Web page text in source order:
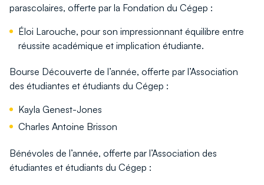
parascolaires, offerte par la Fondation du Cégep :
Éloi Larouche, pour son impressionnant équilibre entre
réussite académique et implication étudiante.
Bourse Découverte de l’année, offerte par l’Association
des étudiantes et étudiants du Cégep :
Kayla Genest-Jones
Charles Antoine Brisson
Bénévoles de l’année, offerte par l’Association des
étudiantes et étudiants du Cégep :